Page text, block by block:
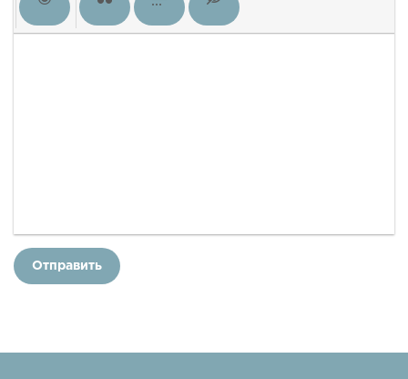
Отправить